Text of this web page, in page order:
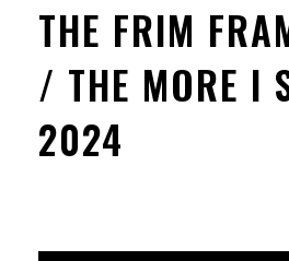
THE FRIM
/ THE MORE I
2024